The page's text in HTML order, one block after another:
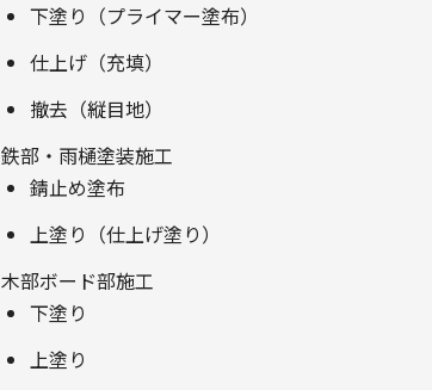
下塗り（プライマー塗布）
仕上げ（充填）
撤去（縦目地）
鉄部・雨樋塗装施工
錆止め塗布
上塗り（仕上げ塗り）
木部ボード部施工
下塗り
上塗り